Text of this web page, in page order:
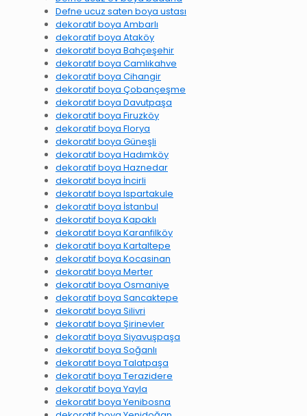
Defne ucuz saten boya ustası
dekoratif boya Ambarlı
dekoratif boya Ataköy
dekoratif boya Bahçeşehir
dekoratif boya Camlıkahve
dekoratif boya Cihangir
dekoratif boya Çobançeşme
dekoratif boya Davutpaşa
dekoratif boya Firuzköy
dekoratif boya Florya
dekoratif boya Güneşli
dekoratif boya Hadımköy
dekoratif boya Haznedar
dekoratif boya İncirli
dekoratif boya Ispartakule
dekoratif boya İstanbul
dekoratif boya Kapaklı
dekoratif boya Karanfilköy
dekoratif boya Kartaltepe
dekoratif boya Kocasinan
dekoratif boya Merter
dekoratif boya Osmaniye
dekoratif boya Sancaktepe
dekoratif boya Silivri
dekoratif boya Şirinevler
dekoratif boya Siyavuşpaşa
dekoratif boya Soğanlı
dekoratif boya Talatpaşa
dekoratif boya Terazidere
dekoratif boya Yayla
dekoratif boya Yenibosna